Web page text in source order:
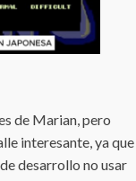
de Marian, pero
interesante, ya que
desarrollo no usar